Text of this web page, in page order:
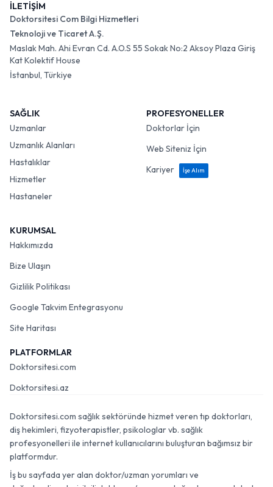
İLETİŞİM
Doktorsitesi Com Bilgi Hizmetleri
Teknoloji ve Ticaret A.Ş.
Maslak Mah. Ahi Evran Cd. A.O.S 55 Sokak No:2 Aksoy Plaza Giriş
Kat Kolektif House
İstanbul, Türkiye
SAĞLIK
Uzmanlar
Uzmanlık Alanları
Hastalıklar
Hizmetler
Hastaneler
PROFESYONELLER
Doktorlar İçin
Web Siteniz İçin
Kariyer
İşe Alım
KURUMSAL
Hakkımızda
Bize Ulaşın
Gizlilik Politikası
Google Takvim Entegrasyonu
Site Haritası
PLATFORMLAR
Doktorsitesi.com
Doktorsitesi.az
Doktorsitesi.com sağlık sektöründe hizmet veren tıp doktorları,
diş hekimleri, fizyoterapistler, psikologlar vb. sağlık
profesyonelleri ile internet kullanıcılarını buluşturan bağımsız bir
platformdur.
İş bu sayfada yer alan doktor/uzman yorumları ve